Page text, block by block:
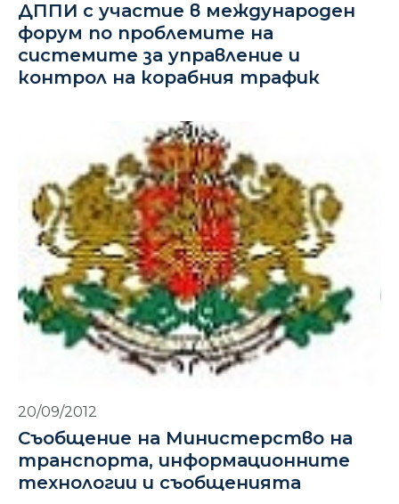
ДППИ с участие в международен
форум по проблемите на
системите за управление и
контрол на корабния трафик
20/09/2012
Съобщение на Министерство на
транспорта, информационните
технологии и съобщенията